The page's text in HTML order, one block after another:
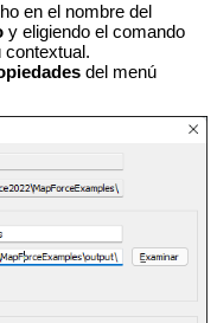
en el nombre del
y eligiendo el comando
contextual.
del menú